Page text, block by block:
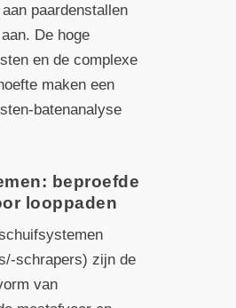
paardenstallen
De hoge
en de complexe
maken een
batenanalyse
beproefde
looppaden
schrapers) zijn de
van